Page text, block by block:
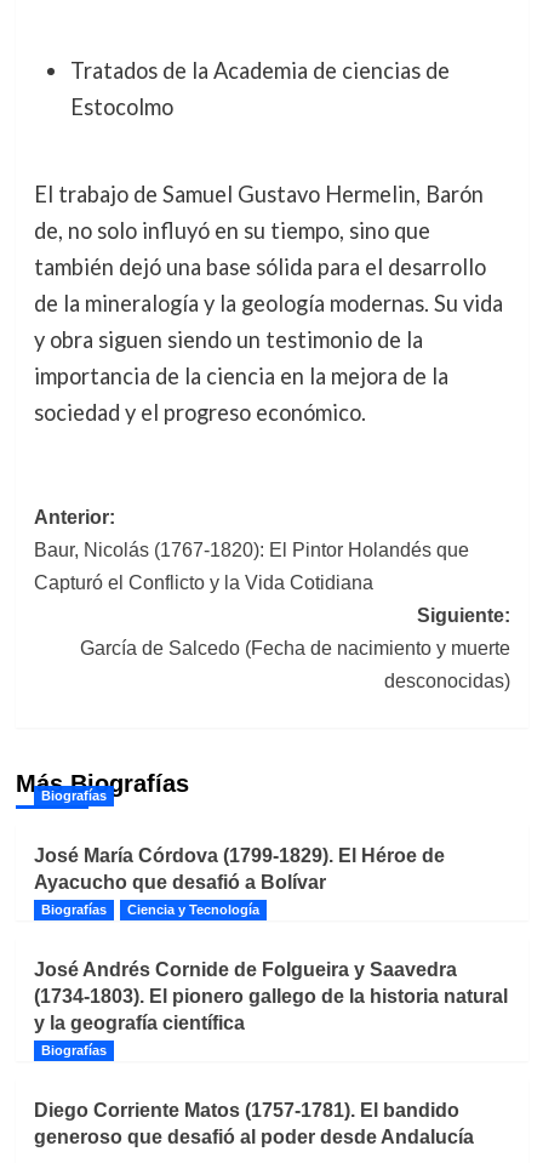
Tratados de la Academia de ciencias de
Estocolmo
El trabajo de Samuel Gustavo Hermelin, Barón
de, no solo influyó en su tiempo, sino que
también dejó una base sólida para el desarrollo
de la mineralogía y la geología modernas. Su vida
y obra siguen siendo un testimonio de la
importancia de la ciencia en la mejora de la
sociedad y el progreso económico.
Navegación
de
entradas
Anterior:
Baur, Nicolás (1767-1820): El Pintor Holandés que
Capturó el Conflicto y la Vida Cotidiana
Siguiente:
García de Salcedo (Fecha de nacimiento y muerte
desconocidas)
Más Biografías
Biografías
José María Córdova (1799-1829). El Héroe de
Ayacucho que desafió a Bolívar
Biografías Ciencia y Tecnología
José Andrés Cornide de Folgueira y Saavedra
(1734-1803). El pionero gallego de la historia natural
y la geografía científica
Biografías
Diego Corriente Matos (1757-1781). El bandido
generoso que desafió al poder desde Andalucía